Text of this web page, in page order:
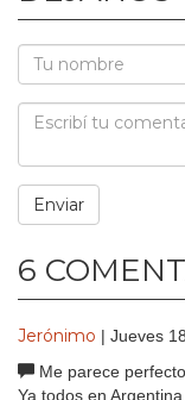
6
Jerónimo | Jueves
Me parece
Ya todos en